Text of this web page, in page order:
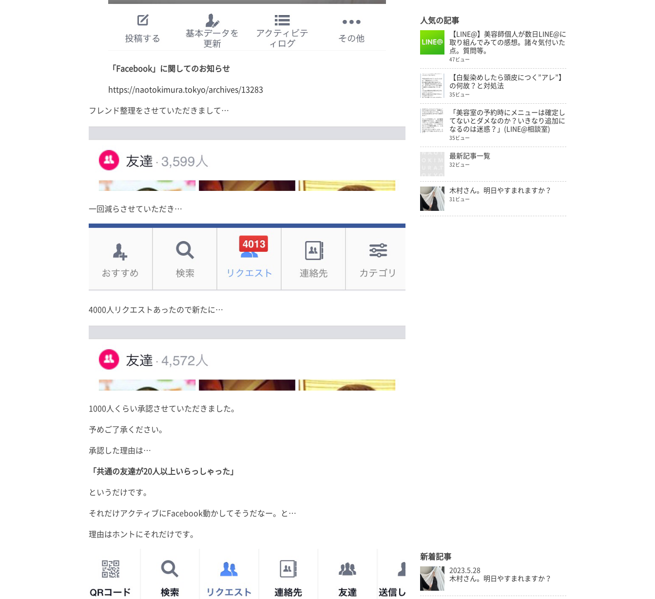
「Facebook」に関してのお知らせ
https://naotokimura.tokyo/archives/13283
フレンド整理をさせていただきまして…
一回減らさせていただき…
4000人リクエストあったので新たに…
1000人くらい承認させていただきました。
予めご了承ください。
承認した理由は…
「共通の友達が20人以上いらっしゃった」
というだけです。
それだけアクティブにFacebook動かしてそうだなー。と…
理由はホントにそれだけです。
人気の記事
【LINE@】美容師個人が数日LINE@に
取り組んでみての感想。諸々気付いた
点。質問等。
47ビュー
【白髪染めしたら頭皮につく”アレ”】
の何故？と対処法
35ビュー
「美容室の予約時にメニューは確定し
てないとダメなのか？いきなり追加に
なるのは迷惑？」(LINE@相談室)
35ビュー
最新記事一覧
32ビュー
木村さん。明日やすまれますか？
31ビュー
新着記事
2023.5.28
木村さん。明日やすまれますか？